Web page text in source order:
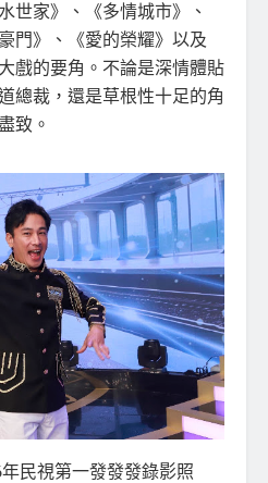
世家》、《多情城市》、
門》、《愛的榮耀》以及
戲的要角。不論是深情體貼
總裁，還是草根性十足的角
致。
年民視第一發發發錄影照